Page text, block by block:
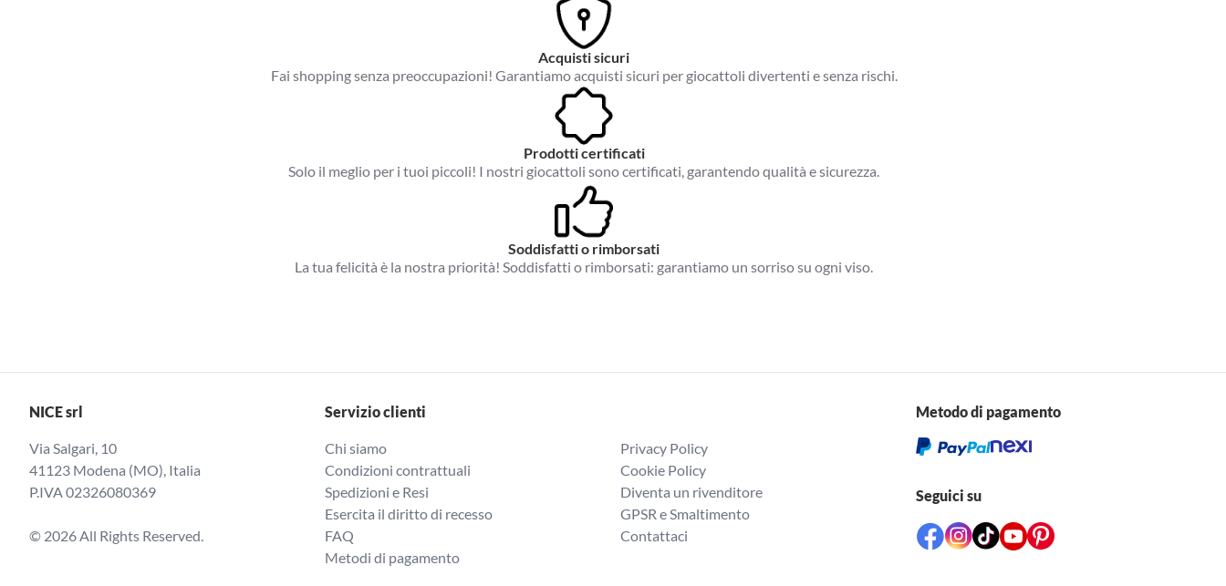
Acquisti sicuri
Fai shopping senza preoccupazioni! Garantiamo acquisti sicuri per giocattoli divertenti e senza rischi.
Prodotti certificati
Solo il meglio per i tuoi piccoli! I nostri giocattoli sono certificati, garantendo qualità e sicurezza.
Soddisfatti o rimborsati
La tua felicità è la nostra priorità! Soddisfatti o rimborsati: garantiamo un sorriso su ogni viso.
NICE srl
Via Salgari, 10
41123 Modena (MO), Italia
P.IVA 02326080369
© 2026 All Rights Reserved.
Servizio clienti
Chi siamo
Condizioni contrattuali
Spedizioni e Resi
Esercita il diritto di recesso
FAQ
Metodi di pagamento
Privacy Policy
Cookie Policy
Diventa un rivenditore
GPSR e Smaltimento
Contattaci
Metodo di pagamento
Seguici su